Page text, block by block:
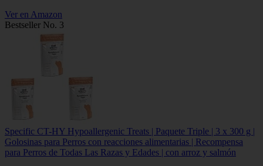
Ver en Amazon
Bestseller No. 3
Specific CT-HY Hypoallergenic Treats | Paquete Triple | 3 x 300 g |
Golosinas para Perros con reacciones alimentarias | Recompensa
para Perros de Todas Las Razas y Edades | con arroz y salmón